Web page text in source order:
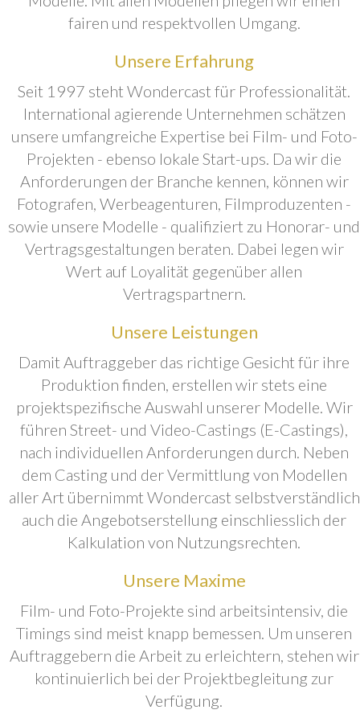
fairen und respektvollen Umgang.
Unsere Erfahrung
Seit 1997 steht Wondercast für Professionalität.
International agierende Unternehmen schätzen
unsere umfangreiche Expertise bei Film- und Foto-
Projekten - ebenso lokale Start-ups. Da wir die
Anforderungen der Branche kennen, können wir
Fotografen, Werbeagenturen, Filmproduzenten -
sowie unsere Modelle - qualifiziert zu Honorar- und
Vertragsgestaltungen beraten. Dabei legen wir
Wert auf Loyalität gegenüber allen
Vertragspartnern.
Unsere Leistungen
Damit Auftraggeber das richtige Gesicht für ihre
Produktion finden, erstellen wir stets eine
projektspezifische Auswahl unserer Modelle. Wir
führen Street- und Video-Castings (E-Castings),
nach individuellen Anforderungen durch. Neben
dem Casting und der Vermittlung von Modellen
aller Art übernimmt Wondercast selbstverständlich
auch die Angebotserstellung einschliesslich der
Kalkulation von Nutzungsrechten.
Unsere Maxime
Film- und Foto-Projekte sind arbeitsintensiv, die
Timings sind meist knapp bemessen. Um unseren
Auftraggebern die Arbeit zu erleichtern, stehen wir
kontinuierlich bei der Projektbegleitung zur
Verfügung.